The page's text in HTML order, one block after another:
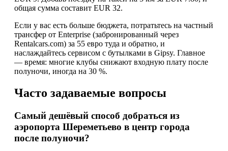
общая сумма составит EUR 32.
Если у вас есть больше бюджета, потратьтесь на частный
трансфер от Enterprise (забронированный через
Rentalcars.com) за 55 евро туда и обратно, и
наслаждайтесь сервисом с бутылками в Gipsy. Главное
— время: многие клубы снижают входную плату после
полуночи, иногда на 30 %.
Часто задаваемые вопросы
Самый дешёвый способ добраться из
аэропорта Шереметьево в центр города
после полуночи?